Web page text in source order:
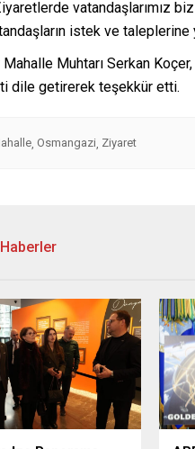
vatandaşlarımız
istek ve
Muhtarı Serkan
dile getirerek teşekkür etti.
, Osmangazi, Ziyaret